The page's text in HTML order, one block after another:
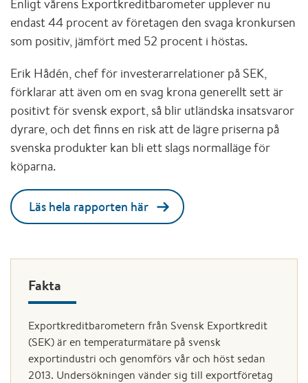
Fakta
Exportkreditbarometern från Svensk Exportkredit
(SEK) är en temperaturmätare på svensk
exportindustri och genomförs vår och höst sedan
2013. Undersökningen vänder sig till exportföretag
Enligt vårens Exportkreditbarometer upplever nu
endast 44 procent av företagen den svaga kronkursen
som positiv, jämfört med 52 procent i höstas.
Erik Hådén, chef för investerarrelationer på SEK,
förklarar att även om en svag krona generellt sett är
positivt för svensk export, så blir utländska insatsvaror
dyrare, och det finns en risk att de lägre priserna på
svenska produkter kan bli ett slags normalläge för
köparna.
Läs hela rapporten här